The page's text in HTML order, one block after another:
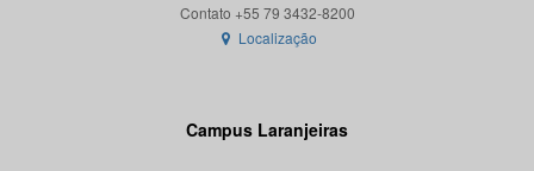
Localização
Campus Laranjeiras